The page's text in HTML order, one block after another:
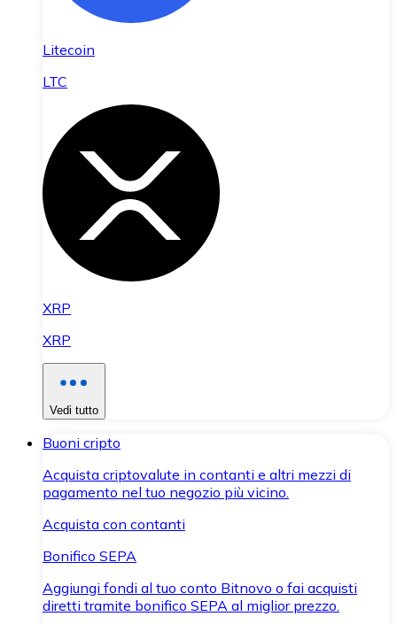
Litecoin
LTC
XRP
XRP
Vedi tutto
Buoni cripto
Acquista criptovalute in contanti e altri mezzi di
pagamento nel tuo negozio più vicino.
Acquista con contanti
Bonifico SEPA
Aggiungi fondi al tuo conto Bitnovo o fai acquisti
diretti tramite bonifico SEPA al miglior prezzo.